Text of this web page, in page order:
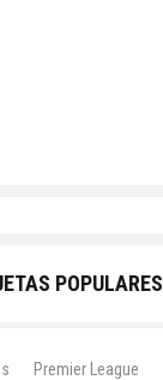
POPULARES
Premier League